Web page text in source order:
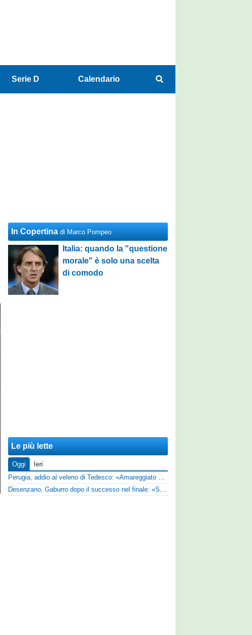
Serie D Calendario
In Copertina di Marco Pompeo
Italia: quando la "questione
morale" è solo una scelta
di comodo
Le più lette
Oggi
Ieri
Perugia, addio al veleno di Tedesco: «Amareggiato dalle parole di Alessandro Gaucci, mi hanno ferito umanamente»
Desenzano, Gaburro dopo il successo nel finale: «Sapevamo che avremmo sofferto, ma si è vista la voglia di vincere»